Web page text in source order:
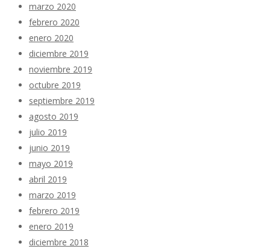
marzo 2020
febrero 2020
enero 2020
diciembre 2019
noviembre 2019
octubre 2019
septiembre 2019
agosto 2019
julio 2019
junio 2019
mayo 2019
abril 2019
marzo 2019
febrero 2019
enero 2019
diciembre 2018